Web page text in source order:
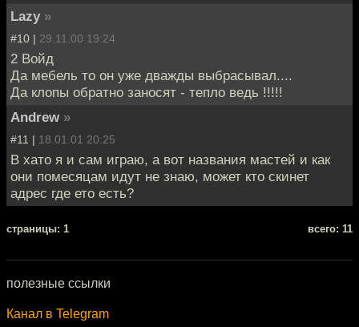
Lazy »
#10 | 29.11.00 19:24
2 Войд
Да мебель то он уже дважды выбрасывал....
Да клопы обратно заносят - тепло ведь !!!!!
Andrew »
#11 | 18.01.01 20:25
В хато я и сам играю, а вот названия мастей и как
они помесяцам идут не знаю, может кто скинет
адрес где ето есть?
cтраницы: 1 всего: 11
полезные ссылки
Канал в Telegram